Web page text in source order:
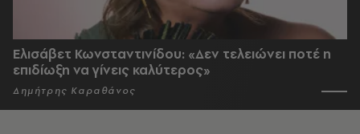
Ελισάβετ Κωνσταντινίδου: «Δεν τελειώνει ποτέ η
επιδίωξη να γίνεις καλύτερος»
Δημήτρης Καραθάνος